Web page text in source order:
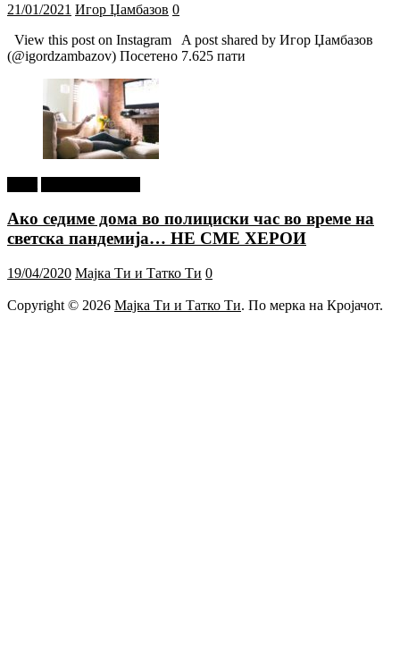
21/01/2021 Игор Џамбазов 0
View this post on Instagram A post shared by Игор Џамбазов
(@igordzambazov) Посетено 7.625 пати
Ако седиме дома во полициски час во време на
светска пандемија… НЕ СМЕ ХЕРОИ
19/04/2020 Мајка Ти и Татко Ти 0
Copyright © 2026 Мајка Ти и Татко Ти. По мерка на Кројачот.